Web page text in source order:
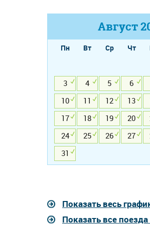
Август
Пн Вт Ср Чт
3
4 5 6
10
11 12 13
17
18 19 20
24
25 26 27
31
Показать весь
Показать все